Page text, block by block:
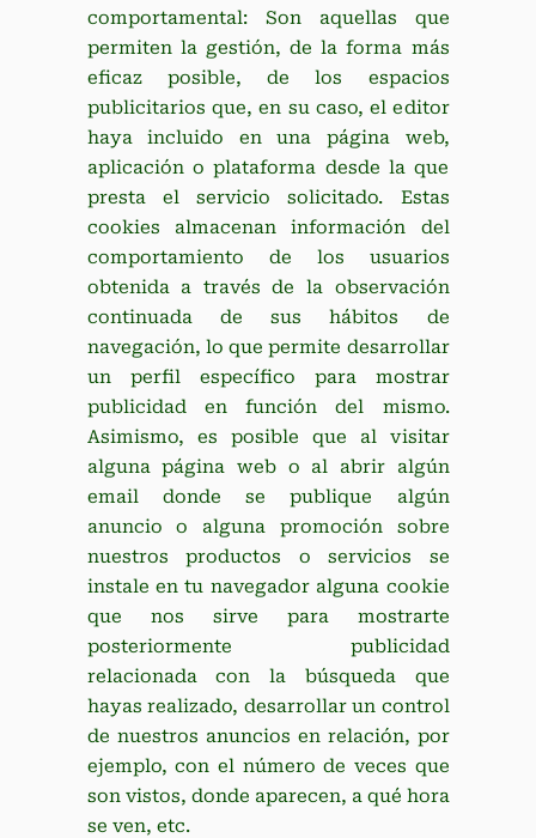
comportamental: Son aquellas que
permiten la gestión, de la forma más
eficaz posible, de los espacios
publicitarios que, en su caso, el editor
haya incluido en una página web,
aplicación o plataforma desde la que
presta el servicio solicitado. Estas
cookies almacenan información del
comportamiento de los usuarios
obtenida a través de la observación
continuada de sus hábitos de
navegación, lo que permite desarrollar
un perfil específico para mostrar
publicidad en función del mismo.
Asimismo, es posible que al visitar
alguna página web o al abrir algún
email donde se publique algún
anuncio o alguna promoción sobre
nuestros productos o servicios se
instale en tu navegador alguna cookie
que nos sirve para mostrarte
posteriormente publicidad
relacionada con la búsqueda que
hayas realizado, desarrollar un control
de nuestros anuncios en relación, por
ejemplo, con el número de veces que
son vistos, donde aparecen, a qué hora
se ven, etc.